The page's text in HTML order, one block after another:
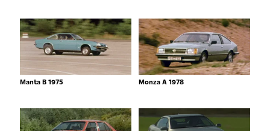
Manta B 1975 Monza A 1978